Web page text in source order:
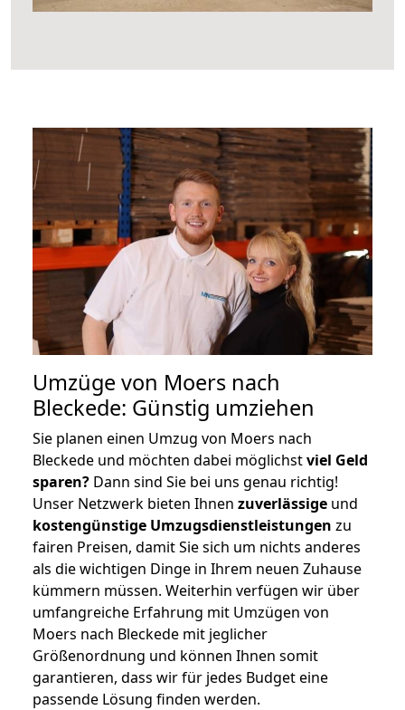
Umzüge von Moers nach
Bleckede: Günstig umziehen
Sie planen einen Umzug von Moers nach
Bleckede und möchten dabei möglichstviel Geld
sparen? Dann sind Sie bei uns genau richtig!
Unser Netzwerk bieten Ihnen zuverlässige und
kostengünstige Umzugsdienstleistungen zu
fairen Preisen, damit Sie sich um nichts anderes
als die wichtigen Dinge in Ihrem neuen Zuhause
kümmern müssen. Weiterhin verfügen wir über
umfangreiche Erfahrung mit Umzügen von
Moers nach Bleckede mit jeglicher
Größenordnung und können Ihnen somit
garantieren, dass wir für jedes Budget eine
passende Lösung finden werden.